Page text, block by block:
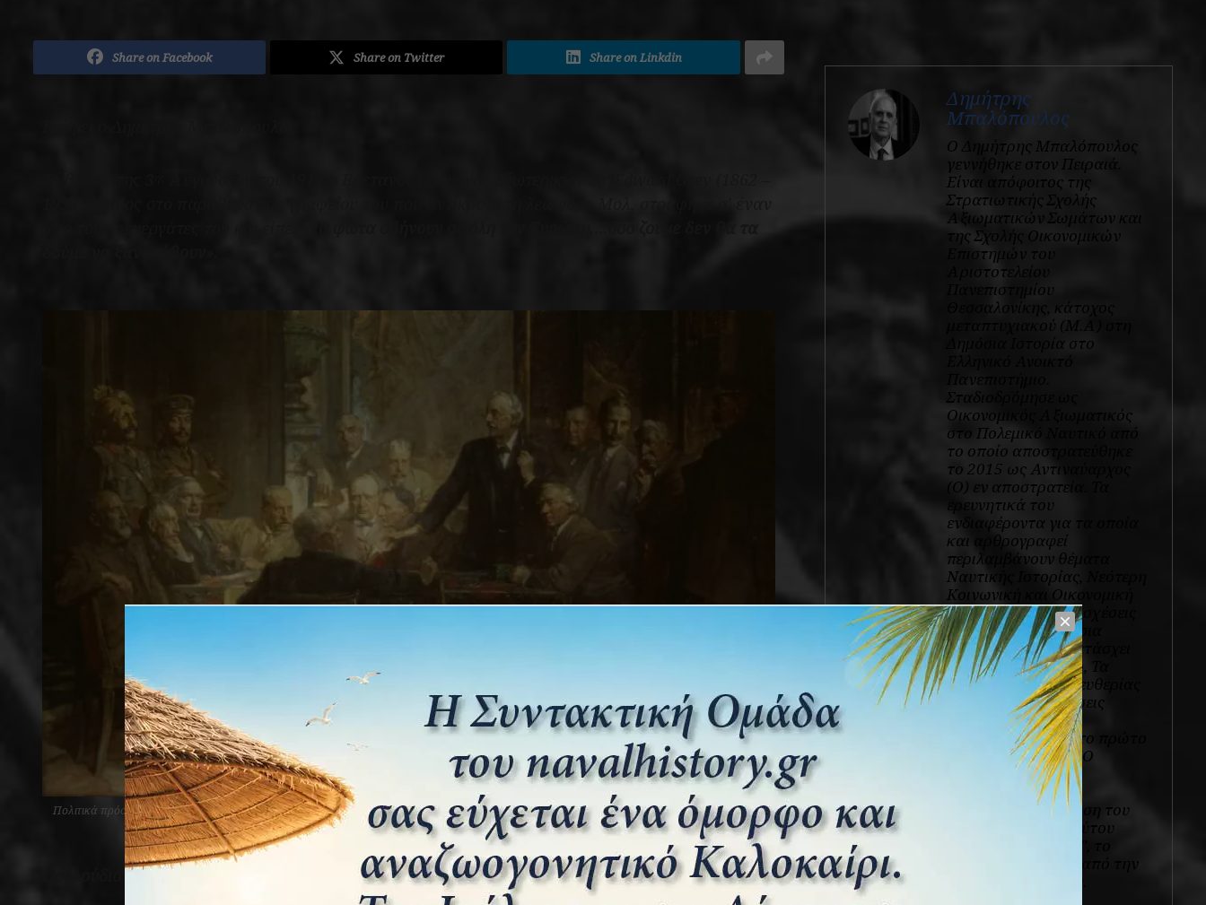
Share on Facebook Share on Twitter Share on Linkdin
Πολιτικά πρόσωπα του 1ου ΠΠ ζωγραφισμένοι από τον Sir James Guthrie. Ο Grey κάθεται στο κέντρο (προφίλ) με τον Sir Winston Churchill
καθισμένο δίπλα του [NPG 2463, National Portrait Gallery, London]
Δημήτρης
Μπαλόπουλος
Ο Δημήτρης Μπαλόπουλος
γεννήθηκε στον Πειραιά.
Είναι απόφοιτος της
Στρατιωτικής Σχολής
Αξιωματικών Σωμάτων και
της Σχολής Οικονομικών
Επιστημών του
Αριστοτελείου
Πανεπιστημίου
Θεσσαλονίκης, κάτοχος
μεταπτυχιακού (Μ.Α) στη
Δημόσια Ιστορία στο
Πανεπιστήμιο.
Σταδιοδρόμησε ως
Οικονομικός Αξιωματικός
στο Πολεμικό Ναυτικό από
το οποίο αποστρατεύθηκε
το 2015 ως Αντιναύαρχος
(Ο) εν αποστρατεία. Τα
ερευνητικά του
ενδιαφέροντα για τα οποία
και αρθρογραφεί
περιλαμβάνουν θέματα
Ναυτικής Ιστορίας, Νεότερη
Κοινωνική και Οικονομική
Ιστορία καθώς και σχέσεις
μνήμης με τη Δημόσια
Ιστορία. Έχει συμμετάσχει
στο συλλογικό έργο, Τα
Αρμαμέντα της Ελευθερίας
1821 – 1829, Εκδόσεις
ΑΡΤΕΟΝ.
Το 2025 εκδόθηκε το πρώτο
του βιβλίο ΝΑΥΤΙΚΟ
ΗΜΕΡΟΛΟΓΙΟ
-Ταξιδεύοντας στη
χρονογραμμή, έκδοση του
‘’Ελληνικού Ινστιτούτου
οποίο βραβεύθηκε από την